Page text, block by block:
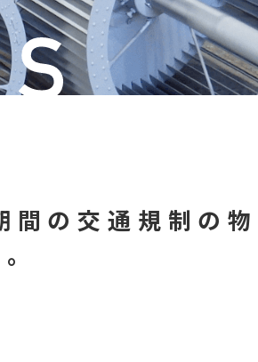
の交通規制の